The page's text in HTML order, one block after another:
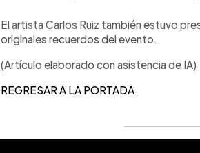
El artista Carlos Ruiz también estuvo
originales recuerdos del evento.
(Artículo elaborado con asistencia de IA)
REGRESAR A LA PORTADA